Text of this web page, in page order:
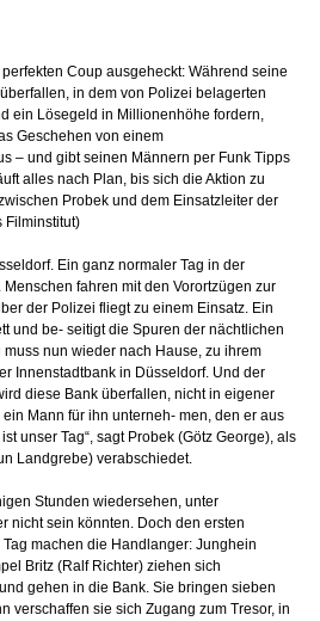
Coup ausgeheckt: Während seine
in dem von Polizei belagerten
ein Lösegeld in Millionenhöhe fordern,
Geschehen von einem
– und gibt seinen Männern per Funk Tipps
alles nach Plan, bis sich die Aktion zu
Probek und dem Einsatzleiter der
Filminstitut)
Ein ganz normaler Tag in der
fahren mit den Vorortzügen zur
der Polizei fliegt zu einem Einsatz. Ein
und be- seitigt die Spuren der nächtlichen
nun wieder nach Hause, zu ihrem
Innenstadtbank in Düsseldorf. Und der
diese Bank überfallen, nicht in eigener
Mann für ihn unterneh- men, den er aus
unser Tag“, sagt Probek (Götz George), als
Landgrebe) verabschiedet.
Stunden wiedersehen, unter
nicht sein könnten. Doch den ersten
machen die Handlanger: Junghein
Britz (Ralf Richter) ziehen sich
gehen in die Bank. Sie bringen sieben
verschaffen sie sich Zugang zum Tresor, in